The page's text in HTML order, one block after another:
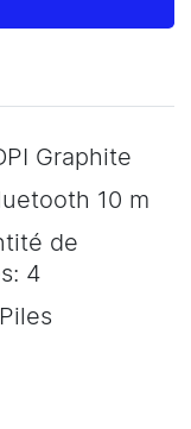
Graphite
10 m
de
4